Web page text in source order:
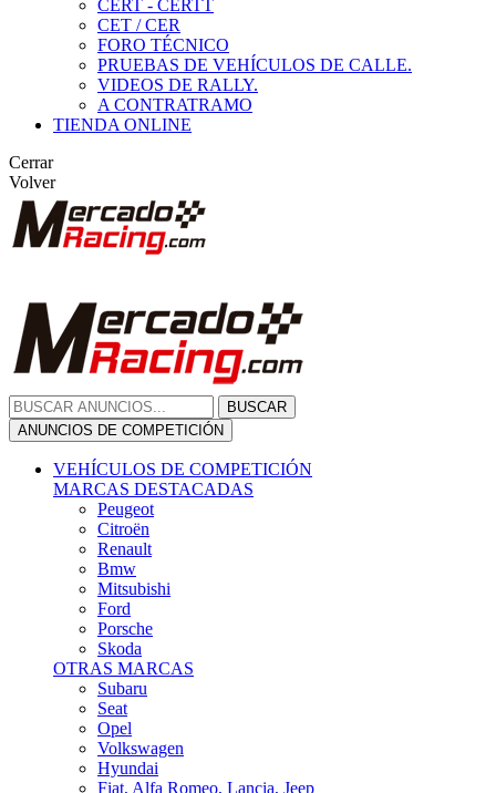
CERT - CERTT
CET / CER
FORO TÉCNICO
PRUEBAS DE VEHÍCULOS DE CALLE.
VIDEOS DE RALLY.
A CONTRATRAMO
TIENDA ONLINE
Cerrar
Volver
BUSCAR
ANUNCIOS DE COMPETICIÓN
VEHÍCULOS DE COMPETICIÓN
MARCAS DESTACADAS
Peugeot
Citroën
Renault
Bmw
Mitsubishi
Ford
Porsche
Skoda
OTRAS MARCAS
Subaru
Seat
Opel
Volkswagen
Hyundai
Fiat, Alfa Romeo, Lancia, Jeep
Toyota